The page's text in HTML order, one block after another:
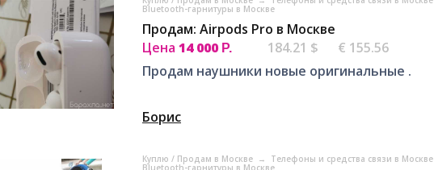
Bluetooth-гарнитуры в Москве
Продам: Airpods Pro в Москве
Цена 14 000 Р. 184.21 $
€ 155.56
Продам наушники новые оригинальные .
Борис
Куплю / Продам в Москве → Телефоны и средства связи в Москве
Bluetooth-гарнитуры в Москве